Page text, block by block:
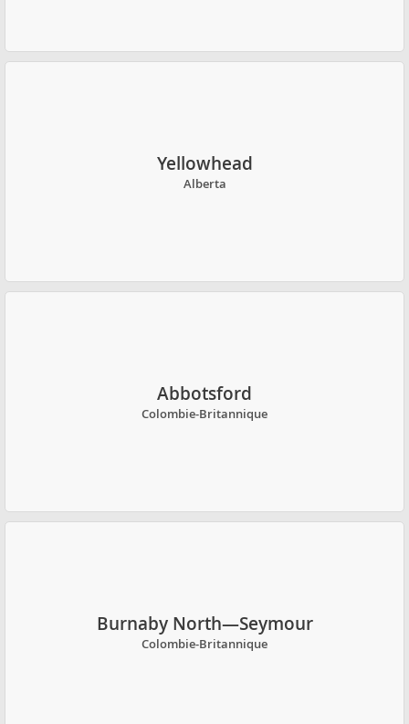
Yellowhead
Alberta
Abbotsford
Colombie-Britannique
Burnaby North—Seymour
Colombie-Britannique